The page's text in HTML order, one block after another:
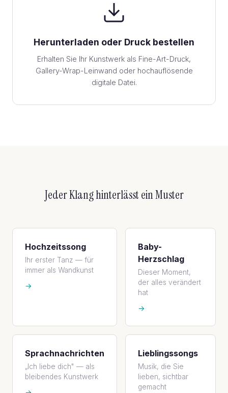
Herunterladen oder Druck bestellen
Erhalten Sie Ihr Kunstwerk als Fine-Art-Druck,
Gallery-Wrap-Leinwand oder hochauflösende
digitale Datei.
Jeder Klang hinterlässt ein Muster
Hochzeitssong
Ihr erster Tanz — für
immer als Wandkunst
→
Baby-
Herzschlag
Dieser Moment,
der alles verändert
hat
→
Sprachnachrichten
„Ich liebe dich" — als
bleibendes Kunstwerk
Lieblingssongs
Musik, die Sie
lieben, sichtbar
gemacht